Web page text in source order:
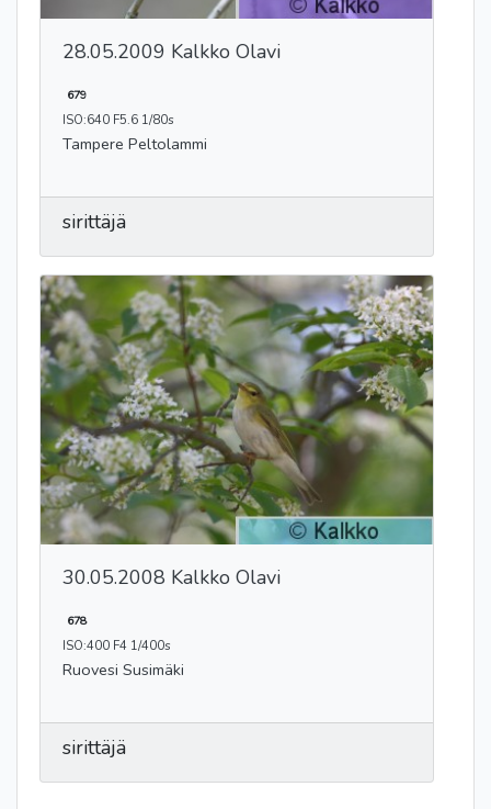
28.05.2009 Kalkko Olavi
679
ISO:640 F5.6 1/80s
Tampere Peltolammi
sirittäjä
30.05.2008 Kalkko Olavi
678
ISO:400 F4 1/400s
Ruovesi Susimäki
sirittäjä